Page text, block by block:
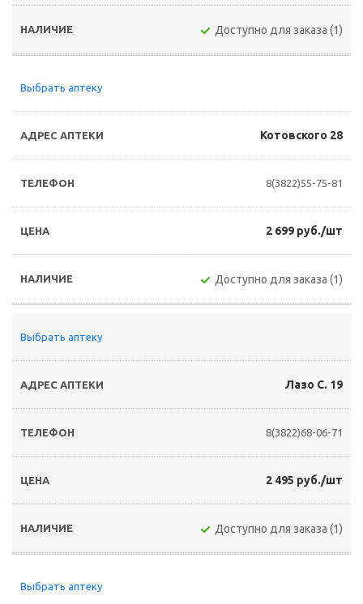
Доступно для заказа (1)
Выбрать аптеку
Котовского 28
8(3822)55-75-81
2 699 руб./шт
Доступно для заказа (1)
Выбрать аптеку
Лазо С. 19
8(3822)68-06-71
2 495 руб./шт
Доступно для заказа (1)
Выбрать аптеку